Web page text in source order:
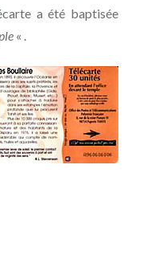
a été baptisée
« .